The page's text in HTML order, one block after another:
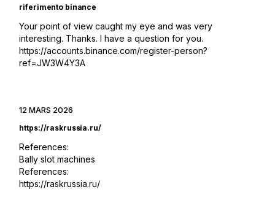
riferimento binance
Your point of view caught my eye and was very
interesting. Thanks. I have a question for you.
https://accounts.binance.com/register-person?
ref=JW3W4Y3A
12 MARS 2026
https://raskrussia.ru/
References:
Bally slot machines
References:
https://raskrussia.ru/